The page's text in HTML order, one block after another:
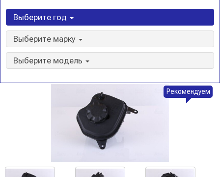
Выберите год
Выберите марку
Выберите модель
Рекомендуем